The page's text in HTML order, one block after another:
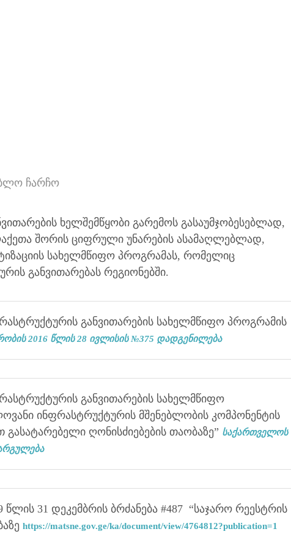
ჩარჩო
ხელშემწყობი გარემოს გასაუმჯობესებლად,
შორის ციფრული უნარების ასამაღლებლად,
სახელმწიფო პროგრამას, რომელიც
განვითარებას რეგიონებში.
განვითარების სახელმწიფო პროგრამის
2016 წლის 28 ივლისის №375 დადგენილება
განვითარების სახელმწიფო
ინფრასტრუქტურის მშენებლობის კომპონენტის
ღონისძიებების თაობაზე” საქართველოს
წლის 31 დეკემბრის ბრძანება #487 “საჯარო რეესტრის
https://matsne.gov.ge/ka/document/view/4764812?publication=1